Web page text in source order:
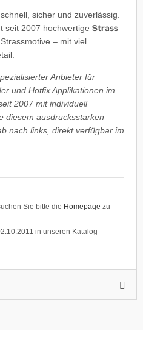
sicher und zuverlässig.
seit 2007 hochwertige Strass
– mit viel
Anbieter für
und Hotfix Applikationen im
2007 mit individuell
diesem ausdrucksstarken
nach links, direkt verfügbar im
Sie bitte die Homepage zu
in unseren Katalog